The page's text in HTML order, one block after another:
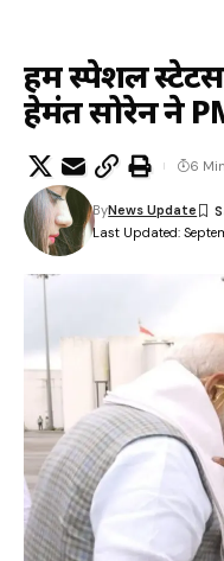
हम स्पेशल स्टेटस
हेमंत सोरेन ने
Last Updated:
ByNews Update
6